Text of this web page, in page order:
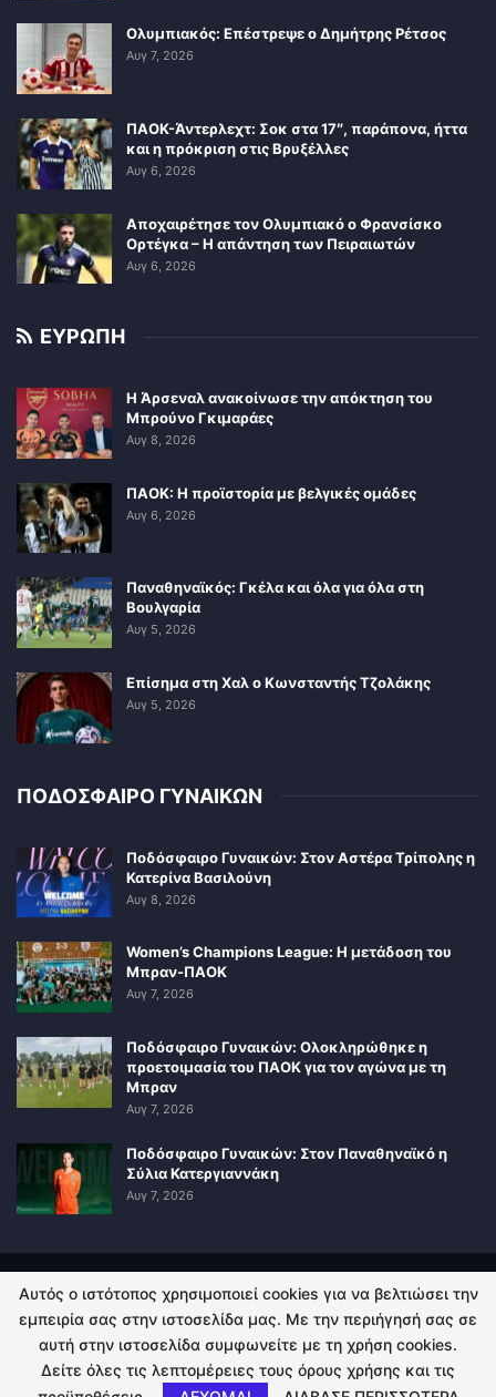
Ολυμπιακός: Επέστρεψε ο Δημήτρης Ρέτσος
Αυγ 7, 2026
ΠΑΟΚ-Άντερλεχτ: Σοκ στα 17″, παράπονα, ήττα
και η πρόκριση στις Βρυξέλλες
Αυγ 6, 2026
Αποχαιρέτησε τον Ολυμπιακό ο Φρανσίσκο
Ορτέγκα – Η απάντηση των Πειραιωτών
Αυγ 6, 2026
ΕΥΡΩΠΗ
Η Άρσεναλ ανακοίνωσε την απόκτηση του
Μπρούνο Γκιμαράες
Αυγ 8, 2026
ΠΑΟΚ: Η προϊστορία με βελγικές ομάδες
Αυγ 6, 2026
Παναθηναϊκός: Γκέλα και όλα για όλα στη
Βουλγαρία
Αυγ 5, 2026
Επίσημα στη Χαλ ο Κωνσταντής Τζολάκης
Αυγ 5, 2026
ΠΟΔΟΣΦΑΙΡΟ ΓΥΝΑΙΚΩΝ
Ποδόσφαιρο Γυναικών: Στον Αστέρα Τρίπολης η
Κατερίνα Βασιλούνη
Αυγ 8, 2026
Women’s Champions League: Η μετάδοση του
Μπραν-ΠΑΟΚ
Αυγ 7, 2026
Ποδόσφαιρο Γυναικών: Ολοκληρώθηκε η
προετοιμασία του ΠΑΟΚ για τον αγώνα με τη
Μπραν
Αυγ 7, 2026
Ποδόσφαιρο Γυναικών: Στον Παναθηναϊκό η
Σύλια Κατεργιαννάκη
Αυγ 7, 2026
ΠΟΛΙΤΙΚΗ ΑΠΟΡΡΗΤΟΥ ΕΠΙΚΟΙΝΩΝΙΑ
© 2026 - Kingsport.gr. All Rights Reserved.
Αυτός ο ιστότοπος χρησιμοποιεί cookies για να βελτιώσει την
εμπειρία σας στην ιστοσελίδα μας. Με την περιήγησή σας σε
αυτή στην ιστοσελίδα συμφωνείτε με τη χρήση cookies.
Δείτε όλες τις λεπτομέρειες τους όρους χρήσης και τις